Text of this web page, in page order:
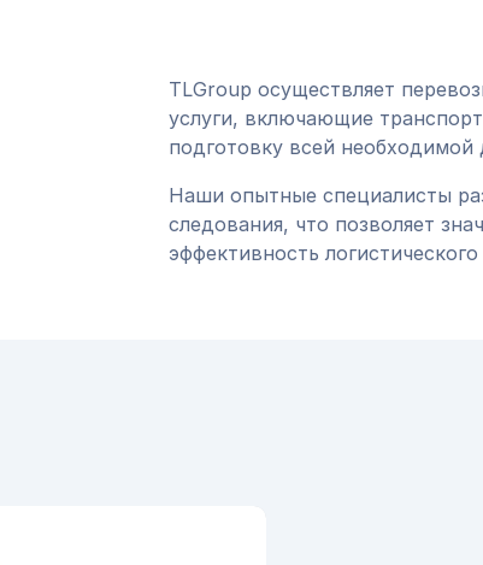
TLGroup осуществляет
услуги, включающие
подготовку всей необходимой
Наши опытные специалисты
следования, что позволяет
эффективность